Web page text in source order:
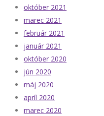
október 2021
marec 2021
február 2021
január 2021
október 2020
jún 2020
máj 2020
apríl 2020
marec 2020